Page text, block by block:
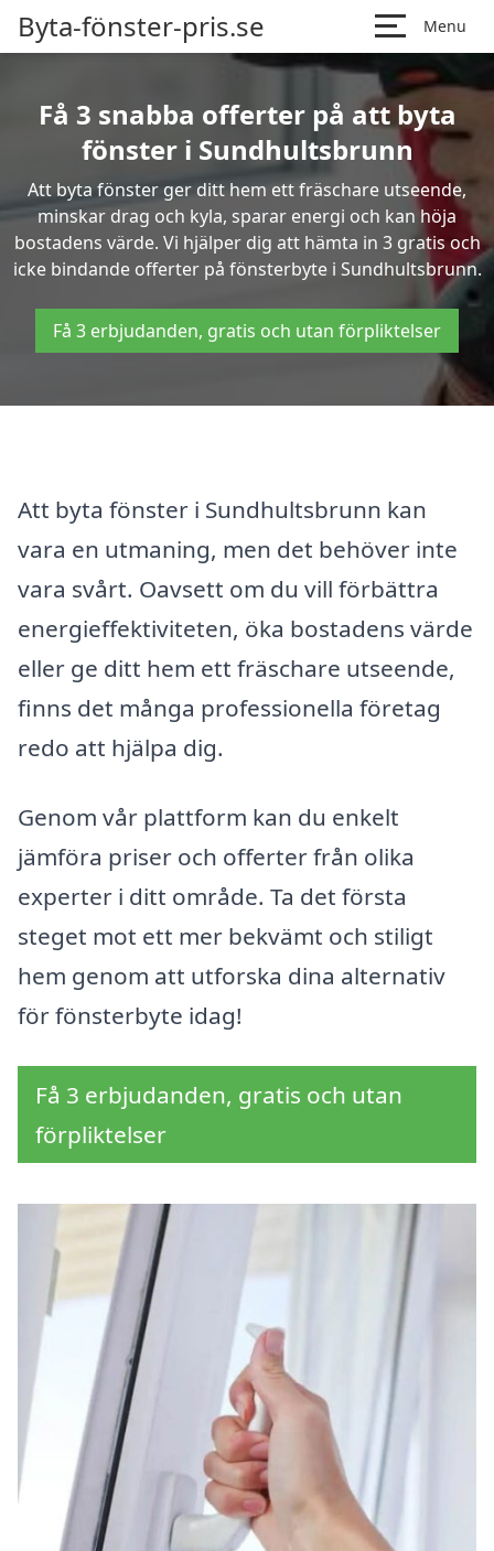
Byta-fönster-pris.se Menu
Få 3 snabba offerter på att byta
fönster i Sundhultsbrunn
Att byta fönster ger ditt hem ett fräschare utseende,
minskar drag och kyla, sparar energi och kan höja
bostadens värde. Vi hjälper dig att hämta in 3 gratis och
icke bindande offerter på fönsterbyte i Sundhultsbrunn.
Få 3 erbjudanden, gratis och utan förpliktelser
Att byta fönster i Sundhultsbrunn kan
vara en utmaning, men det behöver inte
vara svårt. Oavsett om du vill förbättra
energieffektiviteten, öka bostadens värde
eller ge ditt hem ett fräschare utseende,
finns det många professionella företag
redo att hjälpa dig.
Genom vår plattform kan du enkelt
jämföra priser och offerter från olika
experter i ditt område. Ta det första
steget mot ett mer bekvämt och stiligt
hem genom att utforska dina alternativ
för fönsterbyte idag!
Få 3 erbjudanden, gratis och utan
förpliktelser